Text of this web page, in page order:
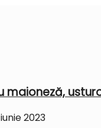
2023